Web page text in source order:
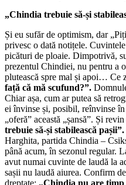
„Chindia trebuie să-și
Și eu sufăr de optimism, dar
privesc o dată notițele.
picături de ploaie. Dimpotrivă,
prezentul Chindiei, nu pentru a
plutească spre mal și apoi… Ce
față că mă scufund?”.
Chiar așa, cum ar putea să
ei învinse și, posibil, reînvinse
„oferă” această „șansă”. Și
trebuie să-și stabilească pașii”.
Harghita, partida Chindia –
până acum, în sezonul regular.
avut numai cuvinte de laudă la
sașii nu laudă aiurea. Confirm
dreptate: „Chindia nu are timp